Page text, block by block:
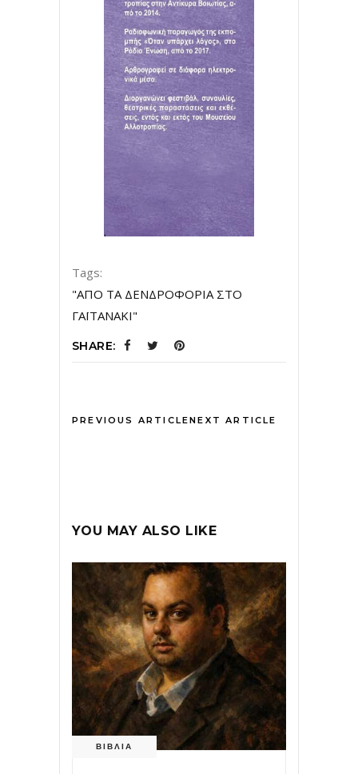
Tags:
"ΑΠΟ ΤΑ ΔΕΝΔΡΟΦΟΡΙΑ ΣΤΟ
ΓΑΪΤΑΝΑΚΙ"
SHARE:
PREVIOUS ARTICLENEXT ARTICLE
YOU MAY ALSO LIKE
ΒΙΒΛΙΑ